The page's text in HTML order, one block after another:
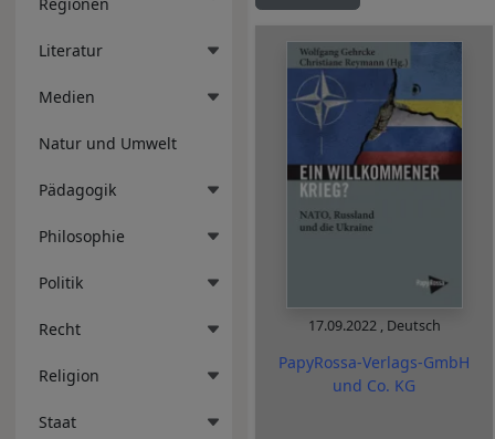
Literatur
Medien
Natur und Umwelt
Pädagogik
Philosophie
Politik
Recht
Religion
Staat
17.09.2022 , Deutsch
PapyRossa-Verlags-GmbH
und Co. KG